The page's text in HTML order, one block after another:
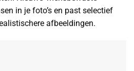
in je foto’s en past selectief
afbeeldingen.